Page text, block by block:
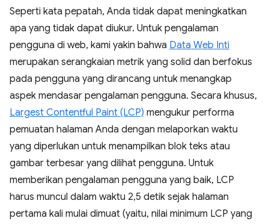
Seperti kata pepatah, Anda tidak dapat meningkatkan
apa yang tidak dapat diukur. Untuk pengalaman
pengguna di web, kami yakin bahwa Data Web Inti
merupakan serangkaian metrik yang solid dan berfokus
pada pengguna yang dirancang untuk menangkap
aspek mendasar pengalaman pengguna. Secara khusus,
Largest Contentful Paint (LCP) mengukur performa
pemuatan halaman Anda dengan melaporkan waktu
yang diperlukan untuk menampilkan blok teks atau
gambar terbesar yang dilihat pengguna. Untuk
memberikan pengalaman pengguna yang baik, LCP
harus muncul dalam waktu 2,5 detik sejak halaman
pertama kali mulai dimuat (yaitu, nilai minimum LCP yang